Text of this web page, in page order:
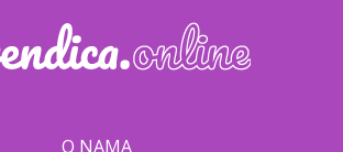
O NAMA